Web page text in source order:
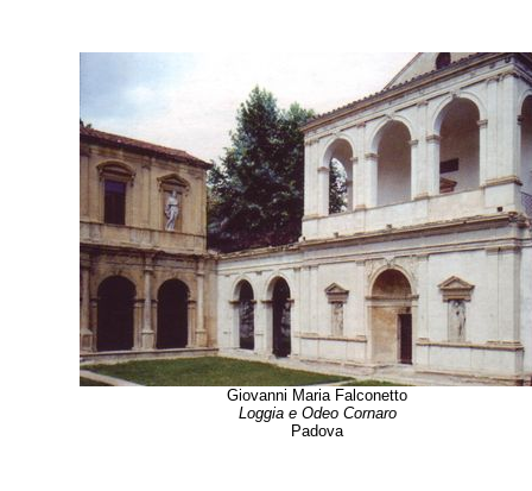
Giovanni Maria Falconetto
Loggia e Odeo Cornaro
Padova